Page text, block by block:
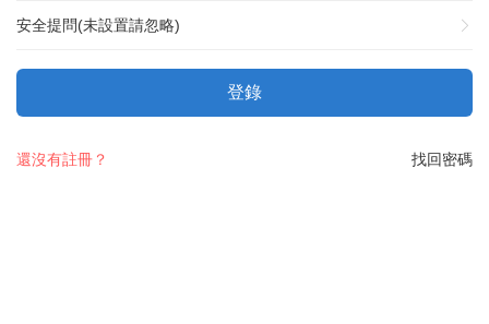
安全提問(未設置請忽略)
登錄
找回密碼
還沒有註冊？